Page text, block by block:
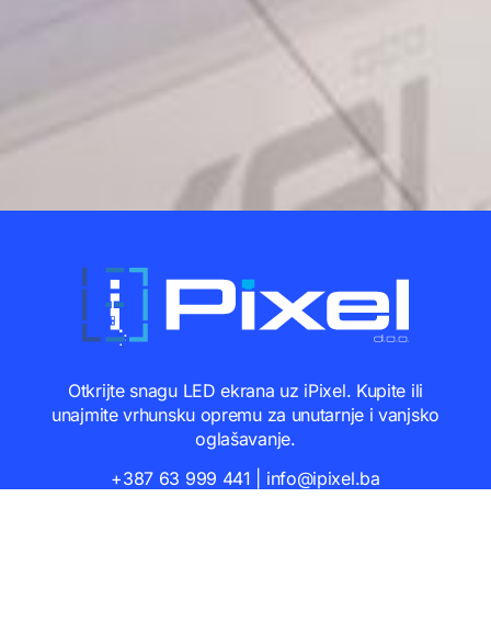
Otkrijte snagu LED ekrana uz iPixel. Kupite ili
unajmite vrhunsku opremu za unutarnje i vanjsko
oglašavanje.
+387 63 999 441 | info@ipixel.ba